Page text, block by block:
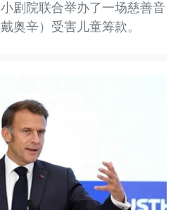
剧院联合举办了一场慈善音
奥辛）受害儿童筹款。